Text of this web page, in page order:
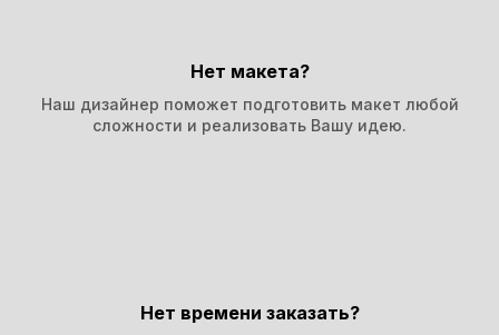
Нет макета?
Наш дизайнер поможет подготовить макет любой
сложности и реализовать Вашу идею.
Нет времени заказать?